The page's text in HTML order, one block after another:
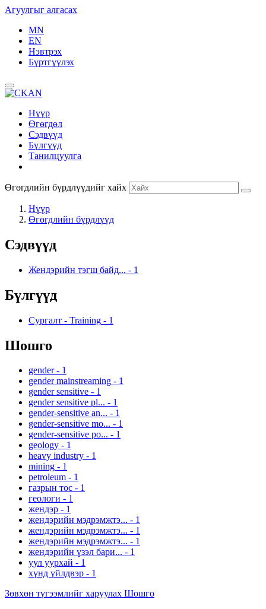
Агуулгыг алгасах
MN
EN
Нэвтрэх
Бүртгүүлэх
Нүүр
Өгөгдөл
Сэдвүүд
Бүлгүүд
Танилцуулга
Өгөгдлийн бүрдлүүдийг хайх
Нүүр
Өгөгдлийн бүрдлүүд
Сэдвүүд
Жендэрийн тэгш байд... - 1
Бүлгүүд
Сургалт - Training - 1
Шошго
gender - 1
gender mainstreaming - 1
gender sensitive - 1
gender sensitive pl... - 1
gender-sensitive an... - 1
gender-sensitive mo... - 1
gender-sensitive po... - 1
geology - 1
heavy industry - 1
mining - 1
petroleum - 1
газрын тос - 1
геологи - 1
жендэр - 1
жендэрийн мэдрэмжтэ... - 1
жендэрийн мэдрэмжтэ... - 1
жендэрийн мэдрэмжтэ... - 1
жендэрийн үзэл бари... - 1
уул уурхай - 1
хүнд үйлдвэр - 1
Зөвхөн түгээмлийг харуулах Шошго